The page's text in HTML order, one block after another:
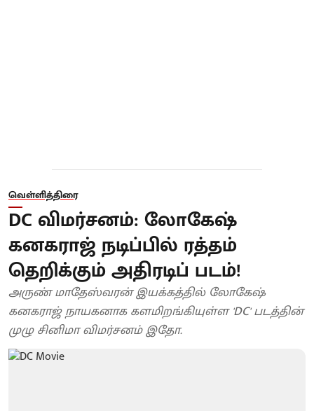
வெள்ளித்திரை
DC விமர்சனம்: லோகேஷ்
கனகராஜ் நடிப்பில் ரத்தம்
தெறிக்கும் அதிரடிப் படம்!
அருண் மாதேஸ்வரன் இயக்கத்தில் லோகேஷ்
கனகராஜ் நாயகனாக களமிறங்கியுள்ள 'DC' படத்தின்
முழு சினிமா விமர்சனம் இதோ.